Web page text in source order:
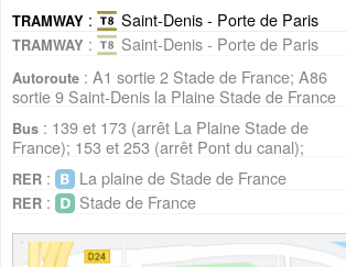
TRAMWAY : Saint-Denis - Porte de Paris
TRAMWAY : Saint-Denis - Porte de Paris
Autoroute : A1 sortie 2 Stade de France; A86
sortie 9 Saint-Denis la Plaine Stade de France
Bus : 139 et 173 (arrêt La Plaine Stade de
France); 153 et 253 (arrêt Pont du canal);
RER : La plaine de Stade de France
RER : Stade de France